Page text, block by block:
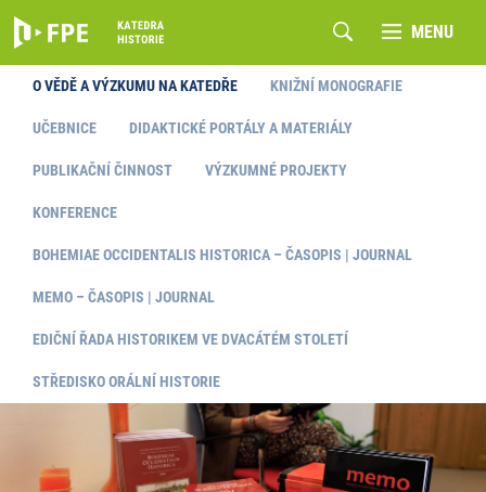
MENU
O VĚDĚ A VÝZKUMU NA KATEDŘE KNIŽNÍ MONOGRAFIE
UČEBNICE DIDAKTICKÉ PORTÁLY A MATERIÁLY
PUBLIKAČNÍ ČINNOST VÝZKUMNÉ PROJEKTY
KONFERENCE
BOHEMIAE OCCIDENTALIS HISTORICA – ČASOPIS | JOURNAL
MEMO – ČASOPIS | JOURNAL
EDIČNÍ ŘADA HISTORIKEM VE DVACÁTÉM STOLETÍ
STŘEDISKO ORÁLNÍ HISTORIE